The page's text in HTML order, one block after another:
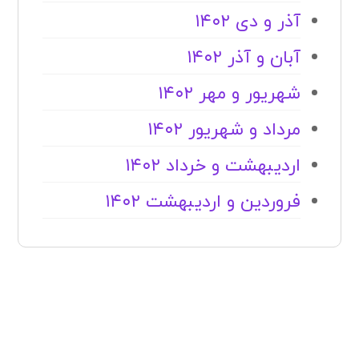
آذر و دی ۱۴۰۲
آبان و آذر ۱۴۰۲
شهریور و مهر ۱۴۰۲
مرداد و شهریور ۱۴۰۲
اردیبهشت و خرداد ۱۴۰۲
فروردین و اردیبهشت ۱۴۰۲